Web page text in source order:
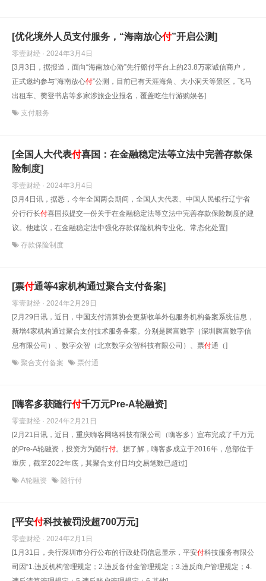
[优化境外人员支付服务，“海南放心付”开启公测]
零壹财经 · 2024年3月4日
[3月3日，据报道，面向“海南放心游”先行赔付平台上的23.8万家诚信商户，
正式邀约参与“海南放心付”公测，目前已有天涯海角、大小洞天等景区，飞马
出租车、樊登书店等多家涉旅企业报名，覆盖吃住行游购娱各]
支付服务
[全国人大代表付喜国：在金融稳定法等立法中完善存款保
险制度]
零壹财经 · 2024年3月4日
[3月4日讯，据悉，今年全国两会期间，全国人大代表、中国人民银行辽宁省
分行行长付喜国拟提交一份关于在金融稳定法等立法中完善存款保险制度的建
议。他建议，在金融稳定法中强化存款保险机构专业化、常态化处置]
存款保险制度
[票付通等4家机构通过聚合支付备案]
零壹财经 · 2024年2月29日
[2月29日讯，近日，中国支付清算协会更新收单外包服务机构备案系统信息，
新增4家机构通过聚合支付技术服务备案。分别是腾富数字（深圳腾富数字信
息有限公司）、数字众智（北京数字众智科技有限公司）、票付通（]
聚合支付备案 票付通
[嗨客多获随行付千万元Pre-A轮融资]
零壹财经 · 2024年2月21日
[2月21日讯，近日，重庆嗨客网络科技有限公司（嗨客多）宣布完成了千万元
的Pre-A轮融资，投资方为随行付。据了解，嗨客多成立于2016年，总部位于
重庆，截至2022年底，其聚合支付日均交易笔数已超过]
A轮融资 随行付
[平安付科技被罚没超700万元]
零壹财经 · 2024年2月1日
[1月31日，央行深圳市分行公布的行政处罚信息显示，平安付科技服务有限公
司因“1.违反机构管理规定；2.违反备付金管理规定；3.违反商户管理规定；4.